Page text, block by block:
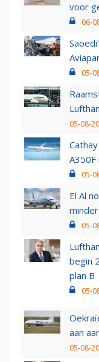
voor
06-
05-
05-08-
05-
El Al
05-
begin
plan B
05-
aan
05-08-